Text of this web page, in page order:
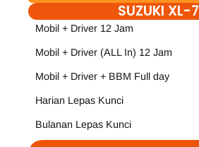
SUZUKI XL-7
Mobil + Driver 12 Jam
Mobil + Driver (ALL In) 12 Jam
Mobil + Driver + BBM Full day
Harian Lepas Kunci
Bulanan Lepas Kunci